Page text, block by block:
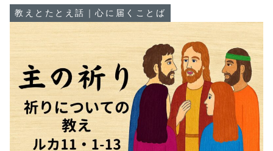
教えとたとえ話｜心に届くことば